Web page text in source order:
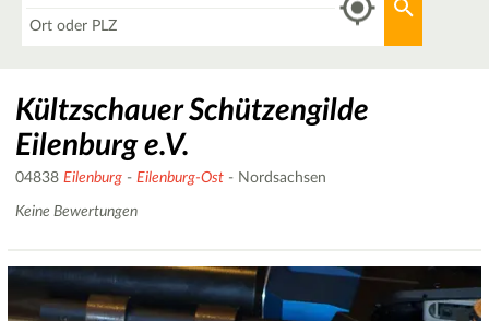
Kültzschauer Schützengilde
Eilenburg e.V.
04838 Eilenburg - Eilenburg-Ost - Nordsachsen
Keine Bewertungen